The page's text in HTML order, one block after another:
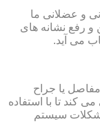
و عضلانی ما
و رفع نشانه های
می آید.
یا جراح
کند تا با استفاده
سیستم